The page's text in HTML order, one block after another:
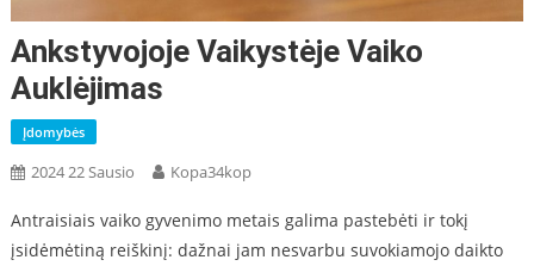
Ankstyvojoje Vaikystėje Vaiko
Auklėjimas
Įdomybės
2024 22 Sausio Kopa34kop
Antraisiais vaiko gyvenimo metais galima pastebėti ir tokį
įsidėmėtiną reiškinį: dažnai jam nesvarbu suvokiamojo daikto